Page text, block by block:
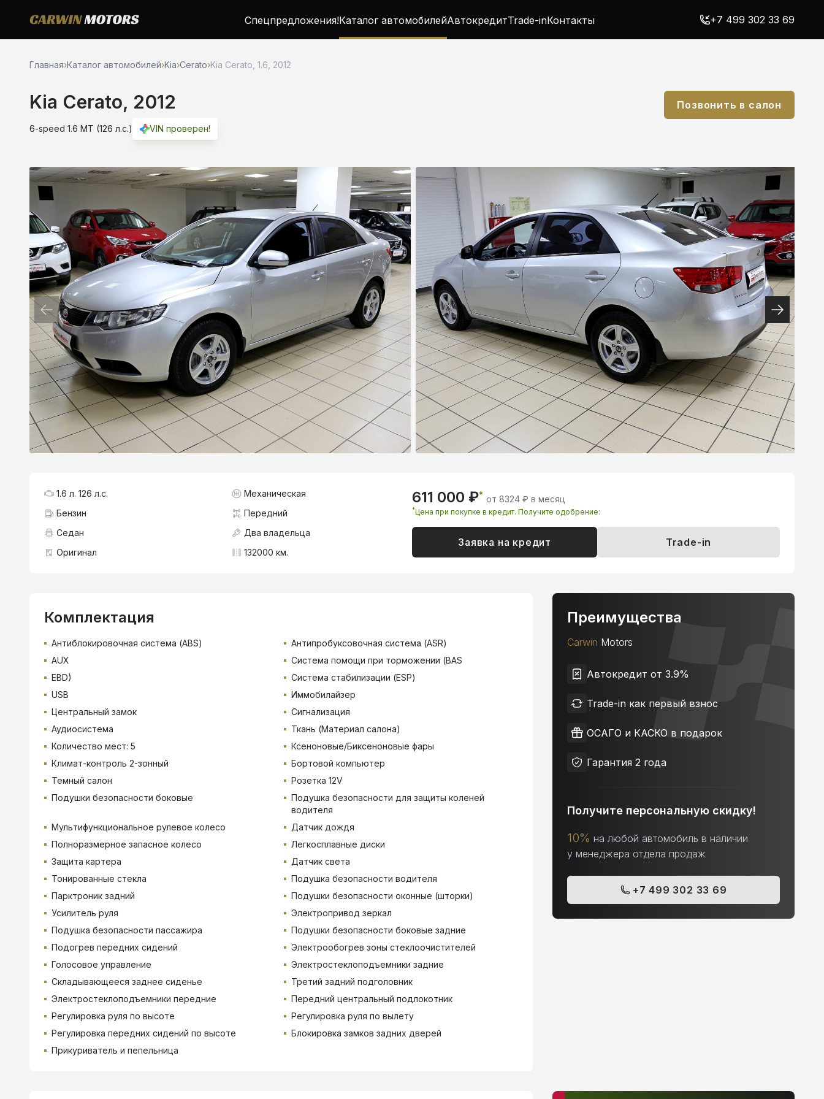
Спецпредложения!Каталог автомобилейАвтокредитTrade-inКонтакты +7 499 302 33 69
Главная›Каталог автомобилей›Kia›Cerato›Kia Cerato, 1.6, 2012
Kia Cerato, 2012
6-speed 1.6 MT (126 л.с.) VIN проверен!
Позвонить в салон
611 000 ₽* от 8324 ₽ в месяц
*Цена при покупке в кредит. Получите одобрение:
Заявка на кредит Trade-in
1.6 л. 126 л.с.
Механическая
Бензин
Передний
Седан
Два владельца
Оригинал
132000 км.
Комплектация
Антиблокировочная система (ABS)
Антипробуксовочная система (ASR)
AUX
Система помощи при торможении (BAS
EBD)
Система стабилизации (ESP)
USB
Иммобилайзер
Центральный замок
Сигнализация
Аудиосистема
Ткань (Материал салона)
Количество мест: 5
Ксеноновые/Биксеноновые фары
Климат-контроль 2-зонный
Бортовой компьютер
Темный салон
Розетка 12V
Подушки безопасности боковые
Подушка безопасности для защиты коленей
водителя
Мультифункциональное рулевое колесо
Датчик дождя
Полноразмерное запасное колесо
Легкосплавные диски
Защита картера
Датчик света
Тонированные стекла
Подушка безопасности водителя
Парктроник задний
Подушки безопасности оконные (шторки)
Усилитель руля
Электропривод зеркал
Подушка безопасности пассажира
Подушки безопасности боковые задние
Подогрев передних сидений
Электрообогрев зоны стеклоочистителей
Голосовое управление
Электростеклоподъемники задние
Складывающееся заднее сиденье
Третий задний подголовник
Электростеклоподъемники передние
Передний центральный подлокотник
Регулировка руля по высоте
Регулировка руля по вылету
Регулировка передних сидений по высоте
Блокировка замков задних дверей
Прикуриватель и пепельница
Преимущества
Carwin Motors
Автокредит от 3.9%
Trade-in как первый взнос
ОСАГО и КАСКО в подарок
Гарантия 2 года
Получите персональную скидку!
10% на любой автомобиль в наличии
у менеджера отдела продаж
+7 499 302 33 69